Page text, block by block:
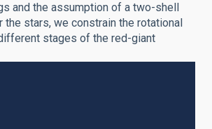
and the assumption of a two-shell
the stars, we constrain the rotational
stages of the red-giant